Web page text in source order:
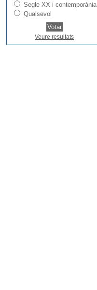
Segle XX i contemporània
Qualsevol
Veure resultats